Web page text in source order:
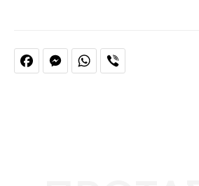
FacebookMessengerWhatsApp